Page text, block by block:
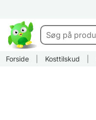
Forside Kosttilskud